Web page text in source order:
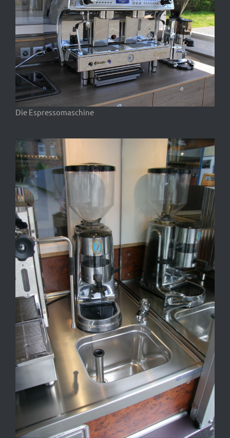
Die Espressomaschine